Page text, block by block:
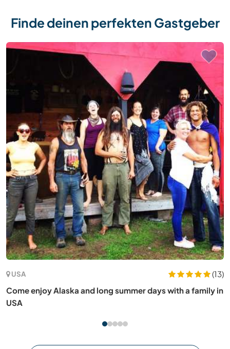
Finde deinen perfekten Gastgeber
Südafrika
(2)
Join our hospitality team on the coast of Westbrook, KZN,
South Africa